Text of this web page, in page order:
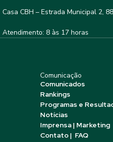
Casa CBH – Estrada Municipal 2,
Atendimento: 8 às 17 horas
Comunicação
Comunicados
Rankings
Programas e
Notícias
Imprensa | Marketing
Contato | FAQ